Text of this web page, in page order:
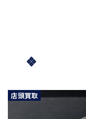
店頭買取